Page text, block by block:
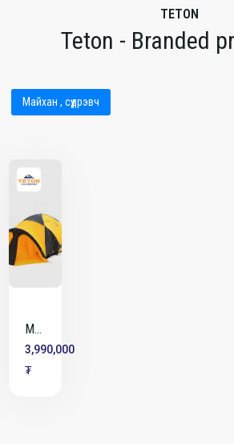
TETON
Teton - Branded
Майхан , сүүдрэвч
Майхан
#NF0A52VEC-
3,990,000
₮